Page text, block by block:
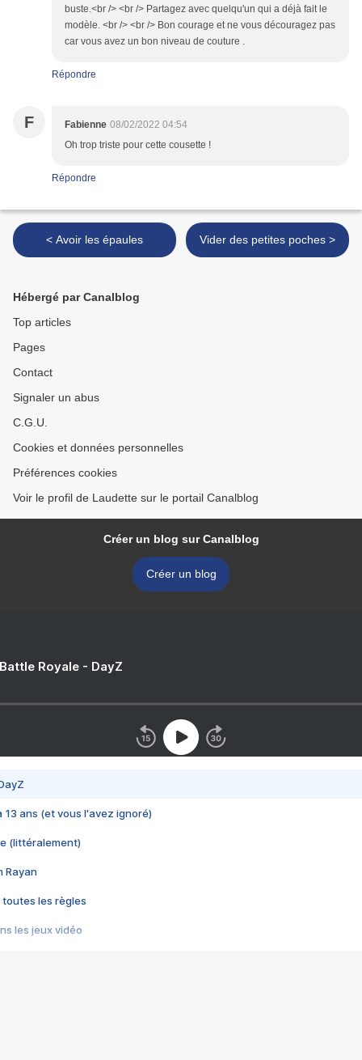
buste.<br /> <br /> Partagez avec quelqu'un qui a déjà fait le
modèle. <br /> <br /> Bon courage et ne vous découragez pas
car vous avez un bon niveau de couture .
Répondre
F Fabienne 08/02/2022 04:54
Oh trop triste pour cette cousette !
Répondre
< Avoir les épaules Vider des petites poches >
Hébergé par Canalblog
Top articles
Pages
Contact
Signaler un abus
C.G.U.
Cookies et données personnelles
Préférences cookies
Voir le profil de Laudette sur le portail Canalblog
Créer un blog sur Canalblog
Créer un blog
Royale - DayZ
13 ans (et vous l'avez ignoré)
(littéralement)
Rayan
toutes les règles
les jeux vidéo